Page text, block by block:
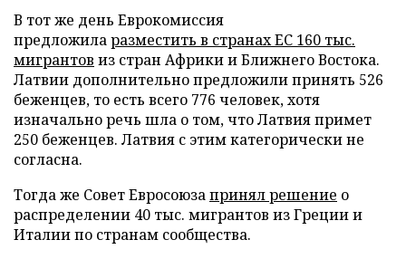
В тот же день Еврокомиссия
предложиларазместить в странах ЕС 160 тыс.
мигрантов из стран Африки и Ближнего Востока.
Латвии дополнительно предложили принять 526
беженцев, то есть всего 776 человек, хотя
изначально речь шла о том, что Латвия примет
250 беженцев. Латвия с этим категорически не
согласна.
Тогда же Совет Евросоюзапринял решение о
распределении 40 тыс. мигрантов из Греции и
Италии по странам сообщества.